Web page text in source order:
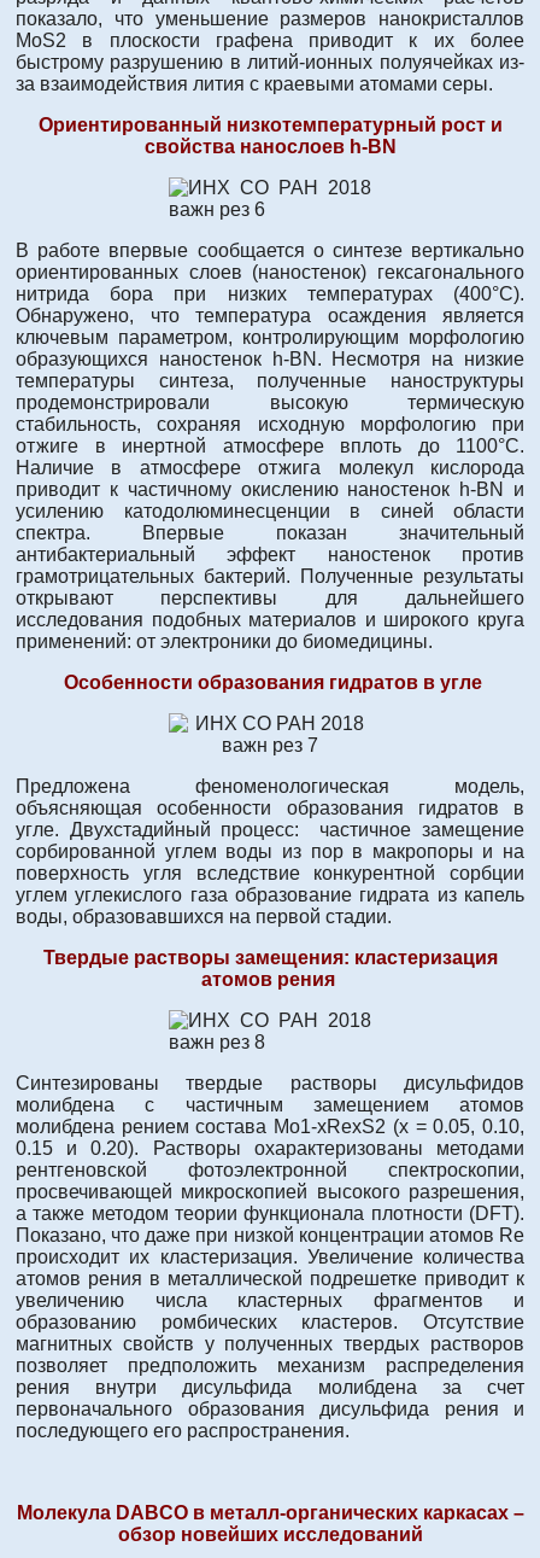
показало, что уменьшение размеров нанокристаллов
MoS2 в плоскости графена приводит к их более
быстрому разрушению в литий-ионных полуячейках из-
за взаимодействия лития с краевыми атомами серы.
Ориентированный низкотемпературный рост и
свойства наноcлоевh-BN
В работе впервые сообщается о синтезе вертикально
ориентированных слоев (наностенок) гексагонального
нитрида бора при низких температурах (400°C).
Обнаружено, что температура осаждения является
ключевым параметром, контролирующим морфологию
образующихся наностенок h-BN. Несмотря на низкие
температуры синтеза, полученные наноструктуры
продемонстрировали высокую термическую
стабильность, сохраняя исходную морфологию при
отжиге в инертной атмосфере вплоть до 1100°C.
Наличие в атмосфере отжига молекул кислорода
приводит к частичному окислению наностенок h-BN и
усилению катодолюминесценции в синей области
спектра. Впервые показан значительный
антибактериальный эффект наностенок против
грамотрицательных бактерий. Полученные результаты
открывают перспективы для дальнейшего
исследования подобных материалов и широкого круга
применений: от электроники до биомедицины.
Особенности образования гидратов в угле
Предложена феноменологическая модель,
объясняющая особенности образования гидратов в
угле. Двухстадийный процесс: частичное замещение
сорбированной углем воды из пор в макропоры и на
поверхность угля вследствие конкурентной сорбции
углем углекислого газа образование гидрата из капель
воды, образовавшихся на первой стадии.
Твердые растворы замещения: кластеризация
атомов рения
Синтезированы твердые растворы дисульфидов
молибдена с частичным замещением атомов
молибдена рением состава Mo1-xRexS2 (x = 0.05, 0.10,
0.15 и 0.20). Растворы охарактеризованы методами
рентгеновской фотоэлектронной спектроскопии,
просвечивающей микроскопией высокого разрешения,
а также методом теории функционала плотности (DFT).
Показано, что даже при низкой концентрации атомов Re
происходит их кластеризация. Увеличение количества
атомов рения в металлической подрешетке приводит к
увеличению числа кластерных фрагментов и
образованию ромбических кластеров. Отсутствие
магнитных свойств у полученных твердых растворов
позволяет предположить механизм распределения
рения внутри дисульфида молибдена за счет
первоначального образования дисульфида рения и
последующего его распространения.
Молекула DABCO в металл-органических каркасах –
обзор новейших исследований